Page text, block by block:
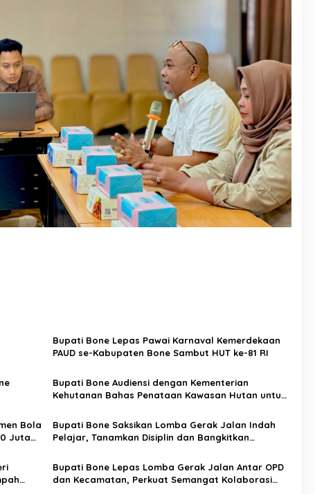
Bupati Bone Lepas Pawai Karnaval Kemerdekaan
PAUD se-Kabupaten Bone Sambut HUT ke-81 RI
Bupati Bone Audiensi dengan Kementerian
Kehutanan Bahas Penataan Kawasan Hutan untuk
Bola
Juta
Bupati Bone Saksikan Lomba Gerak Jalan Indah
Pelajar, Tanamkan Disiplin dan Bangkitkan
Bupati Bone Lepas Lomba Gerak Jalan Antar OPD
dan Kecamatan, Perkuat Semangat Kolaborasi